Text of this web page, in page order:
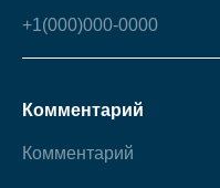
Комментарий